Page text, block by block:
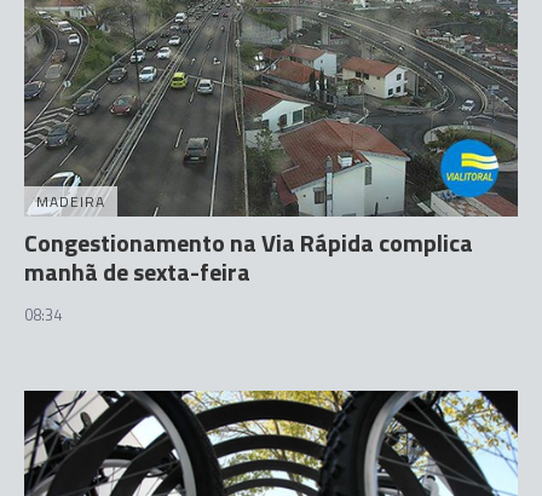
MADEIRA
Congestionamento na Via Rápida complica
manhã de sexta-feira
08:34